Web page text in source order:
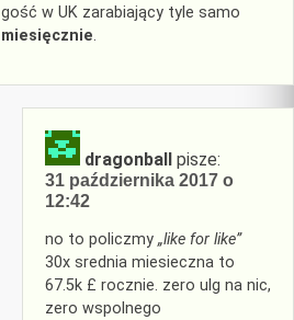
gość w UK zarabiający tyle samo
miesięcznie.
dragonball pisze:
31 października 2017 o
12:42
no to policzmy „like for like”
30x srednia miesieczna to
67.5k £ rocznie. zero ulg na nic,
zero wspolnego